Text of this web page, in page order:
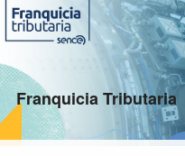
Franquicia Tributaria